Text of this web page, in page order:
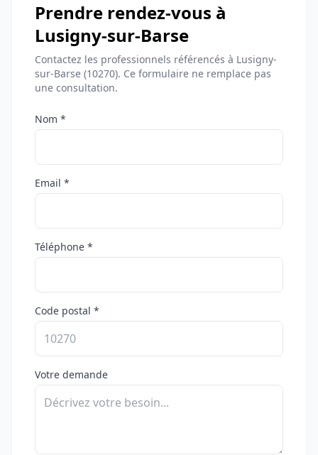
Prendre rendez-vous à
Lusigny-sur-Barse
Contactez les professionnels référencés à Lusigny-
sur-Barse (10270). Ce formulaire ne remplace pas
une consultation.
Nom *
Email *
Téléphone *
Code postal *
Votre demande